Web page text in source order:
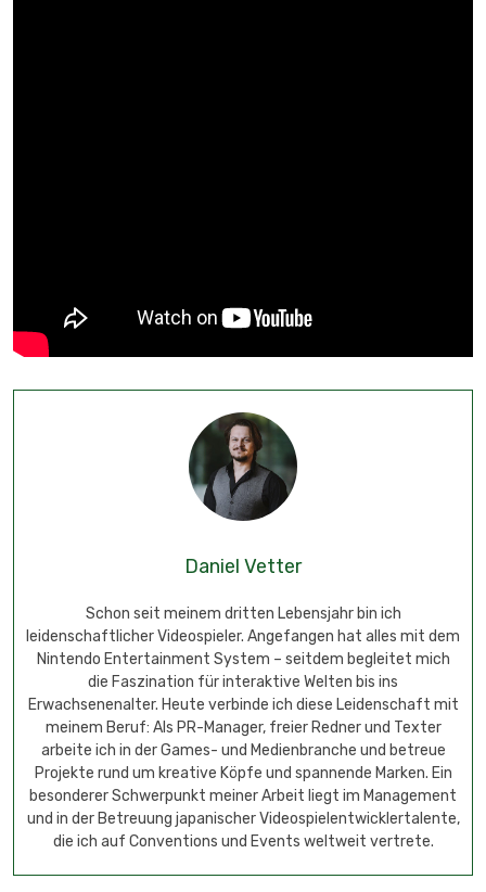
Daniel Vetter
Schon seit meinem dritten Lebensjahr bin ich
leidenschaftlicher Videospieler. Angefangen hat alles mit dem
Nintendo Entertainment System – seitdem begleitet mich
die Faszination für interaktive Welten bis ins
Erwachsenenalter. Heute verbinde ich diese Leidenschaft mit
meinem Beruf: Als PR-Manager, freier Redner und Texter
arbeite ich in der Games- und Medienbranche und betreue
Projekte rund um kreative Köpfe und spannende Marken. Ein
besonderer Schwerpunkt meiner Arbeit liegt im Management
und in der Betreuung japanischer Videospielentwicklertalente,
die ich auf Conventions und Events weltweit vertrete.